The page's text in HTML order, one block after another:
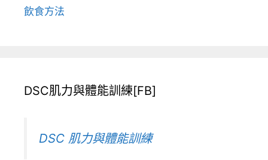
飲食方法
DSC肌力與體能訓練[FB]
DSC 肌力與體能訓練